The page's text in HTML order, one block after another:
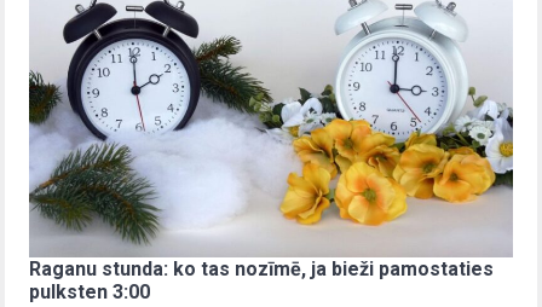
Raganu stunda: ko tas nozīmē, ja bieži pamostaties
pulksten 3:00